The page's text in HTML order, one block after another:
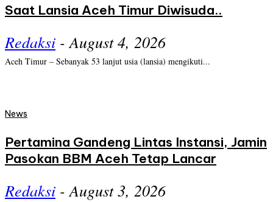
Saat Lansia Aceh Timur Diwisuda..
Redaksi - August 4, 2026
Aceh Timur – Sebanyak 53 lanjut usia (lansia) mengikuti...
News
Pertamina Gandeng Lintas Instansi, Jamin
Pasokan BBM Aceh Tetap Lancar
Redaksi - August 3, 2026